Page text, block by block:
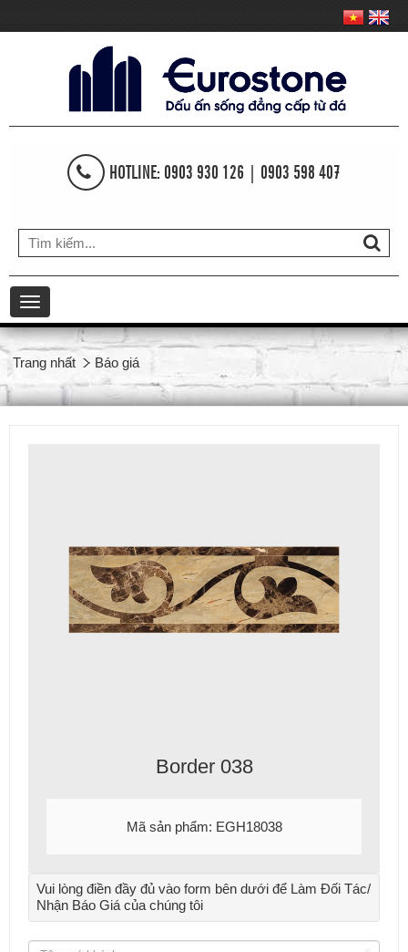
HOTLINE: 0903 930 126 | 0903 598 407
Toggle
navigation
Trang nhất Báo giá
Border 038
Mã sản phẩm: EGH18038
Vui lòng điền đầy đủ vào form bên dưới để Làm Đối Tác/
Nhận Báo Giá của chúng tôi